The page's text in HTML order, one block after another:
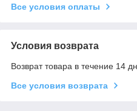
Все условия оплаты
Условия возврата
Возврат товара в течение 14
Все условия возврата